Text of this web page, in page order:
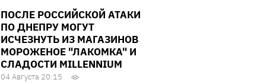
ПОСЛЕ РОССИЙСКОЙ АТАКИ
ПО ДНЕПРУ МОГУТ
ИСЧЕЗНУТЬ ИЗ МАГАЗИНОВ
МОРОЖЕНОЕ "ЛАКОМКА" И
СЛАДОСТИ MILLENNIUM
04 Августа 20:15